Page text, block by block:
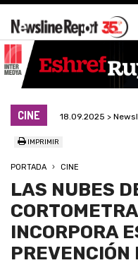
CINE 18.09.2025 >
IMPRIMIR
PORTADA CINE
LAS NUBES
INCORPORA
PREVENCIÓN